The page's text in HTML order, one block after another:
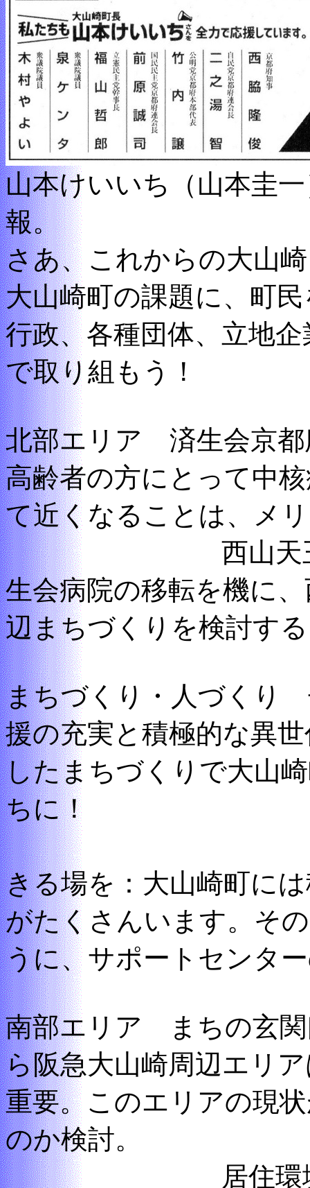
山本けいいち（山本圭
報。
さあ、これからの大山
大山崎町の課題に、町
行政、各種団体、立地
で取り組もう！
北部エリア 済生会京都
高齢者の方にとって中
て近くなることは、メ
西山天王山駅周
生会病院の移転を機に
辺まちづくりを検討す
まちづくり・人づくり
援の充実と積極的な異
したまちづくりで大山
ちに！
誰もがい
きる場を：大山崎町に
がたくさんいます。そ
うに、サポートセンタ
南部エリア まちの玄関
ら阪急大山崎周辺エリ
重要。このエリアの現
のか検討。
居住環境との調